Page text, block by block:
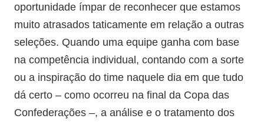
oportunidade ímpar de reconhecer que estamos
muito atrasados taticamente em relação a outras
seleções. Quando uma equipe ganha com base
na competência individual, contando com a sorte
ou a inspiração do time naquele dia em que tudo
dá certo – como ocorreu na final da Copa das
Confederações –, a análise e o tratamento dos